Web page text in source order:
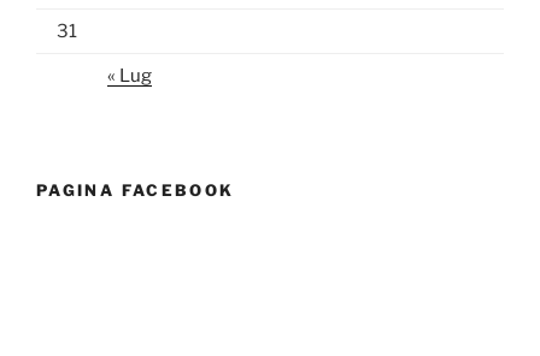
31
« Lug
PAGINA FACEBOOK